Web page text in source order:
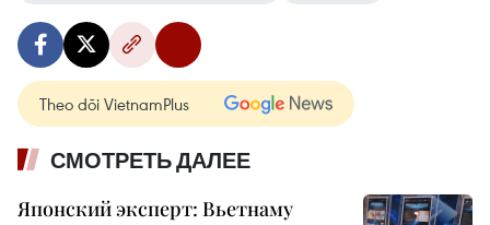
Theo dõi VietnamPlus
СМОТРЕТЬ ДАЛЕЕ
Японский эксперт: Вьетнаму